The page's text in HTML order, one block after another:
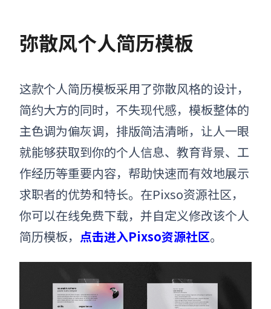
弥散风个人简历模板
这款个人简历模板采用了弥散风格的设计，
简约大方的同时，不失现代感，模板整体的
主色调为偏灰调，排版简洁清晰，让人一眼
就能够获取到你的个人信息、教育背景、工
作经历等重要内容，帮助快速而有效地展示
求职者的优势和特长。在Pixso资源社区，
你可以在线免费下载，并自定义修改该个人
简历模板， 点击进入Pixso资源社区。